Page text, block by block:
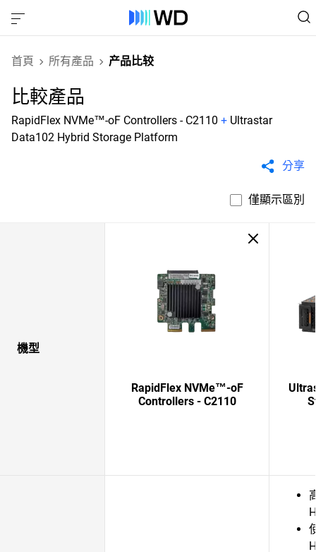
首頁 所有產品 产品比较
比較產品
RapidFlex NVMe™-oF Controllers - C2110 + Ultrastar
Data102 Hybrid Storage Platform
分享
僅顯示區別
機型
RapidFlex NVMe™-oF
Controllers - C2110